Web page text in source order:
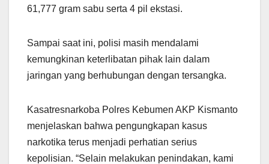
61,777 gram sabu serta 4 pil ekstasi.
Sampai saat ini, polisi masih mendalami
kemungkinan keterlibatan pihak lain dalam
jaringan yang berhubungan dengan tersangka.
Kasatresnarkoba Polres Kebumen AKP Kismanto
menjelaskan bahwa pengungkapan kasus
narkotika terus menjadi perhatian serius
kepolisian. “Selain melakukan penindakan, kami